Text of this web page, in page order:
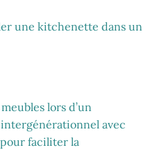
une kitchenette dans un
lors d’un
avec
pour faciliter la